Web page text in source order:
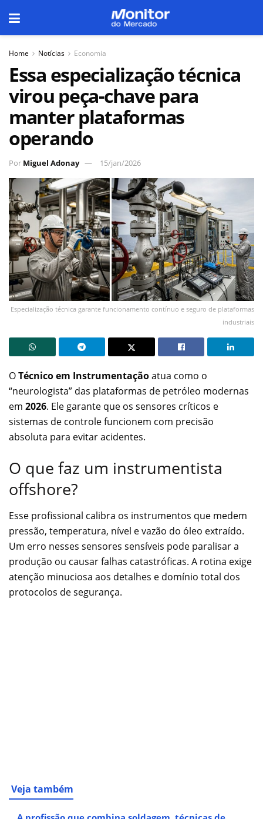
Home Notícias Economia
Essa especialização técnica
virou peça-chave para
manter plataformas
operando
Por Miguel Adonay 15/jan/2026
Especialização técnica garante funcionamento contínuo e seguro de plataformas
industriais
OTécnico em Instrumentaçãoatua como o
“neurologista” das plataformas de petróleo modernas
em 2026. Ele garante que os sensores críticos e
sistemas de controle funcionem com precisão
absoluta para evitar acidentes.
O que faz um instrumentista
offshore?
Esse profissional calibra os instrumentos que medem
pressão, temperatura, nível e vazão do óleo extraído.
Um erro nesses sensores sensíveis pode paralisar a
produção ou causar falhas catastróficas. A rotina exige
atenção minuciosa aos detalhes e domínio total dos
protocolos de segurança.
Veja também